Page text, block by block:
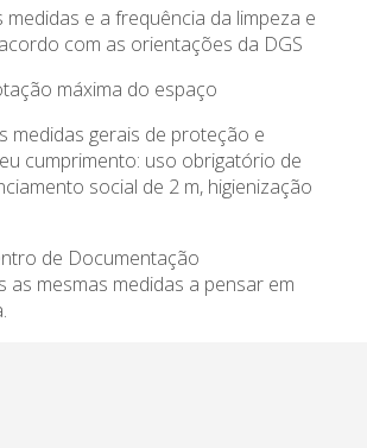
e contactos
e a frequência da limpeza e
com as orientações da DGS
máxima do espaço
medidas gerais de proteção e
cumprimento: uso obrigatório de
social de 2 m, higienização
de Documentação
as mesmas medidas a pensar em